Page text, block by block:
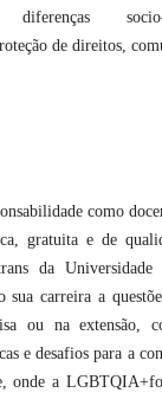
diferenças
de direitos,
como
gratuita e de
da Universidade
sua carreira a
ou na extensão,
e desafios para a
onde a